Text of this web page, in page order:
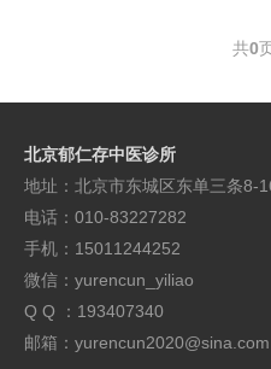
共0
北京郁仁存中医诊所
地址：北京市东城区东单三条8-
电话：010-83227282
手机：15011244252
微信：yurencun_yiliao
Q Q ：193407340
邮箱：yurencun2020@sina.com